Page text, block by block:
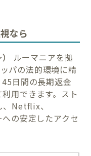
なら
ルーマニアを拠
パの法的環境に精
日間の長期返金
用できます。スト
Netflix、
の安定したアクセ